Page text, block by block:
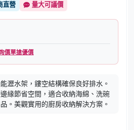
直營 量大可議價
價單搶優價
瀝水架，鏤空結構確保良好排水。
緣節省空間，適合收納海綿、洗碗
。美觀實用的廚房收納解決方案。